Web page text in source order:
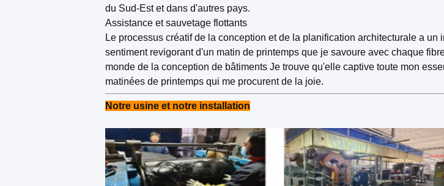
du Sud-Est et dans d'autres pays.
Assistance et sauvetage flottants
Le processus créatif de la conception et de la planification architecturale a un
sentiment revigorant d'un matin de printemps que je savoure avec chaque
monde de la conception de bâtiments Je trouve qu'elle captive toute mon
matinées de printemps qui me procurent de la joie.
Notre usine et notre installation